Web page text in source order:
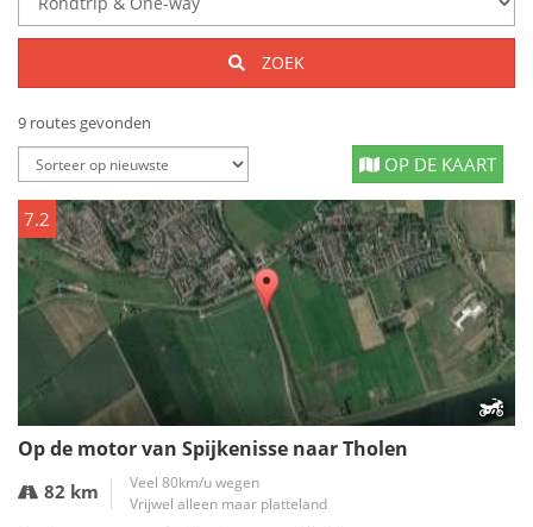
ZOEK
9 routes gevonden
OP DE KAART
7.2
Op de motor van Spijkenisse naar Tholen
82 km
Veel 80km/u wegen
Vrijwel alleen maar platteland